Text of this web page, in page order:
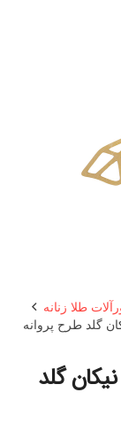
طلا زنانه
زنانه نیکان گلد